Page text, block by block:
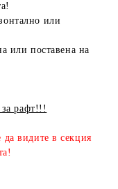
или
или поставена на
за рафт!!!
видите в секция